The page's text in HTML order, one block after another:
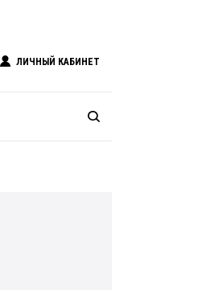
ЛИЧНЫЙ КАБИНЕТ